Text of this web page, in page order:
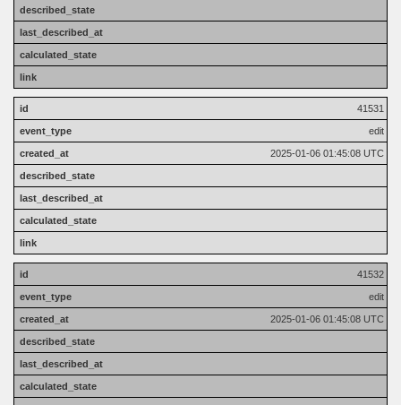
41531
edit
2025-01-06 01:45:08 UTC
41532
edit
2025-01-06 01:45:08 UTC